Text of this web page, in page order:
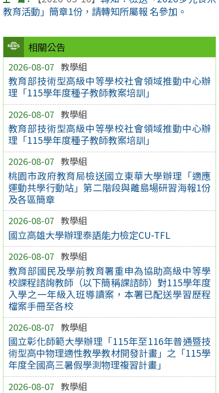
相關公告
2026-08-07 教學組
教育部技術型高級中等學校社會領域推動中心辦
理「115學年度種子教師教案培訓」
2026-08-07 教學組
教育部技術型高級中等學校社會領域推動中心辦
理「115學年度種子教師教案培訓」
2026-08-07 教學組
桃園市政府教育局檢送國立東華大學辦理「適應
運動共學行動站」第二階段與離島場研習海報1份
及各區簡章
2026-08-07 教學組
國立高雄大學辦理泰語能力檢定CU-TFL
2026-08-07 教學組
教育部國民及學前教育署重申為協助高級中等學
校課程諮詢教師（以下簡稱課諮師）對115學年度
入學之一年級入班導讀案，本署已配送學習歷程
檔案手冊至各校
2026-08-07 教學組
國立彰化師範大學辦理「115年至116年普通暨技
術型高中物理適性教學教材開發計畫」之「115學
年度全國高三暑假學測物理複習計畫」
2026-08-07 教學組
教育活動」簡章1份，請轉知所屬報 名參加。